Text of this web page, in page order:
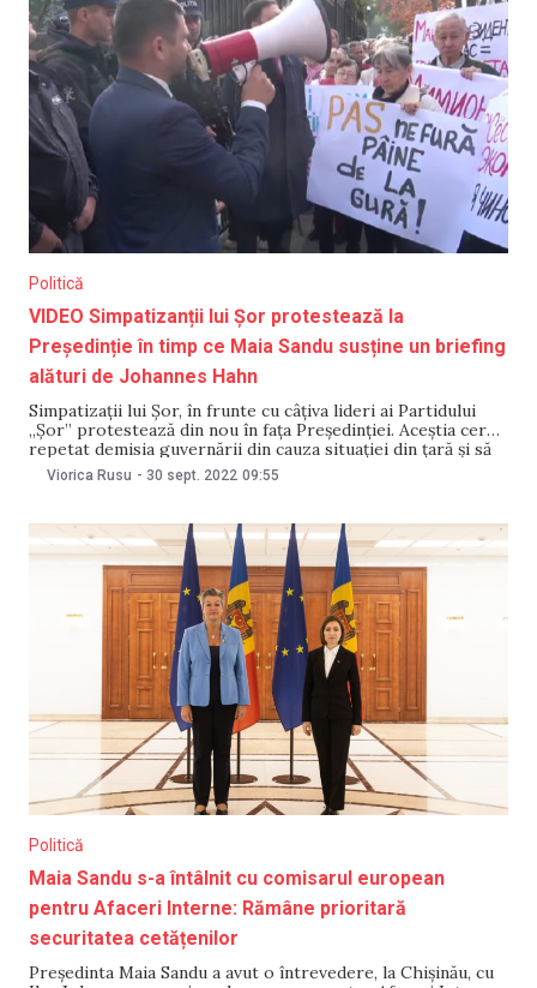
Politică
VIDEO Simpatizanții lui Șor protestează la
Președinție în timp ce Maia Sandu susține un briefing
alături de Johannes Hahn
Simpatizații lui Șor, în frunte cu câțiva lideri ai Partidului
„Șor” protestează din nou în fața Președinției. Aceștia cer
repetat demisia guvernării din cauza situației din țară și să
să dea voie să conducă țara „celor care le pot oferi
oamenilor o viață mai bună”, a spus deputata „Șor” Reaghina
Viorica Rusu - 30 sept. 2022 09:55
Politică
Maia Sandu s-a întâlnit cu comisarul european
pentru Afaceri Interne: Rămâne prioritară
securitatea cetățenilor
Președinta Maia Sandu a avut o întrevedere, la Chișinău, cu